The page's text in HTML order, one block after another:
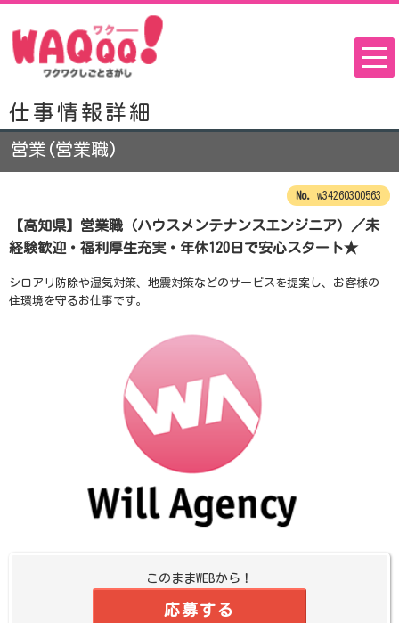
仕事情報詳細
営業(営業職)
w34260300563
【高知県】営業職（ハウスメンテナンスエンジニア）／未
経験歓迎・福利厚生充実・年休120日で安心スタート★
シロアリ防除や湿気対策、地震対策などのサービスを提案し、お客様の
住環境を守るお仕事です。
このままWEBから！
応募する